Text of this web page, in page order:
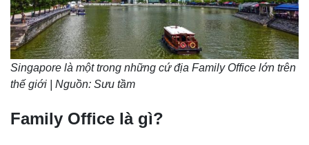
Singapore là một trong những cứ địa Family Office lớn trên
thế giới | Nguồn: Sưu tầm
Family Office là gì?